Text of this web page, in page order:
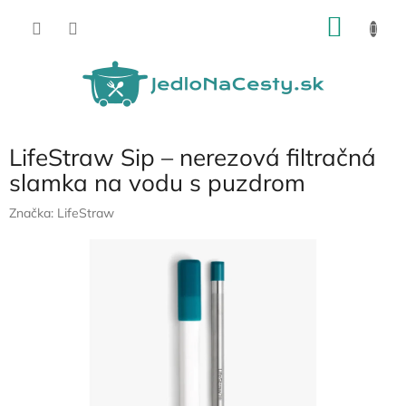
LifeStraw Sip – nerezová filtračná
slamka na vodu s puzdrom
Značka: LifeStraw